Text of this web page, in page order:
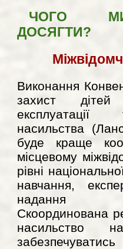
ЧОГО
ДОСЯГТИ?
Виконання
захист дітей
насильства
буде краще
місцевому
рівні
навчання,
надання
Скоординована
насильство
забезпечуватись